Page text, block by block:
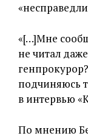
«[…]Мне
не читал
подчиняюсь
в интервью
По мнению